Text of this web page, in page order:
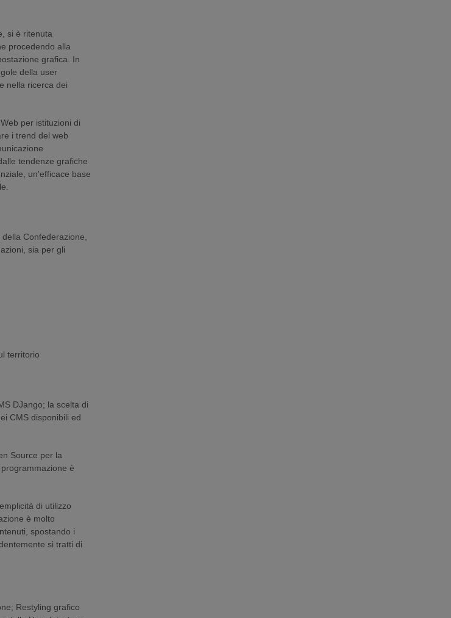
si è ritenuta
procedendo alla
grafica. In
della user
nella ricerca dei
per istituzioni di
i trend del web
tendenze grafiche
un'efficace base
Confederazione,
sia per gli
territorio
DJango; la scelta di
CMS disponibili ed
Source per la
è
di utilizzo
è molto
spostando i
si tratti di
Restyling grafico